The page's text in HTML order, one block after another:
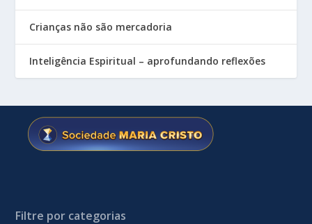
Crianças não são mercadoria
Inteligência Espiritual – aprofundando reflexões
Filtre por categorias